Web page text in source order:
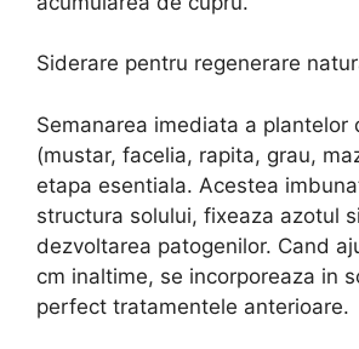
Siderare pentru regenerare
Semanarea imediata a plantelor
(mustar, facelia, rapita, grau,
etapa esentiala. Acestea
structura solului, fixeaza azotul
dezvoltarea patogenilor. Cand
cm inaltime, se incorporeaza in
perfect tratamentele anterioare.